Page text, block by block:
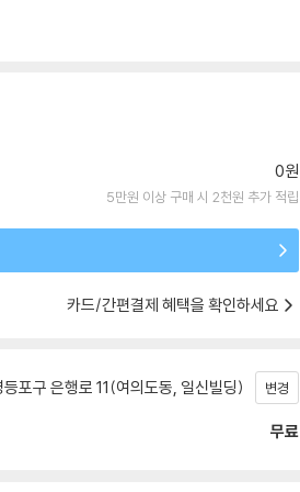
0원
5만원 이상 구매 시 2천원 추가 적립
카드/간편결제 혜택을 확인하세요
포구 은행로 11(여의도동, 일신빌딩) 변경
무료